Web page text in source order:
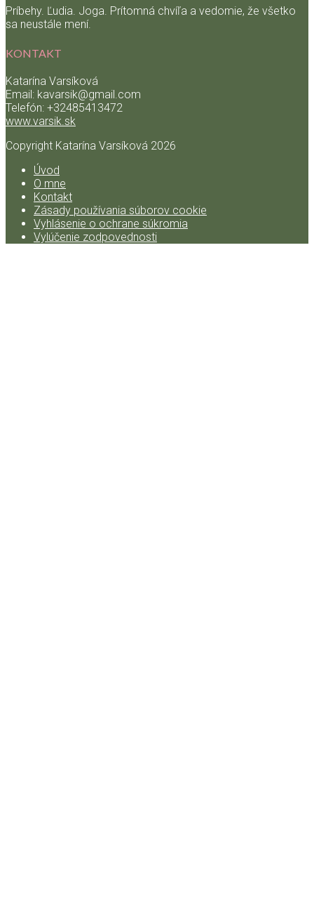
Príbehy. Ľudia. Joga. Prítomná chvíľa a vedomie, že všetko
sa neustále mení.
KONTAKT
Katarína Varsíková
Email: kavarsik@gmail.com
Telefón: +32485413472
www.varsik.sk
Copyright Katarína Varsíková 2026
Úvod
O mne
Kontakt
Zásady používania súborov cookie
Vyhlásenie o ochrane súkromia
Vylúčenie zodpovednosti